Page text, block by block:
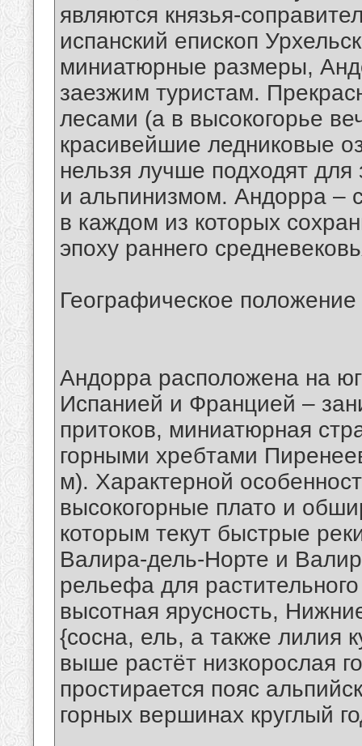
являются князья-
испанский епископ
миниатюрные размеры,
заезжим туристам.
лесами (а в высокогорье
красивейшие ледниковые
нельзя лучше подходят
и альпинизмом. Андорра –
в каждом из которых
эпоху раннего
Географическое
Андорра расположена на
Испанией и Францией –
притоков, миниатюрная
горными хребтами
м). Характерной
высокогорные плато и
которым текут быстрые
Валира-дель-Норте и
рельефа для
высотная ярусность,
{сосна, ель, а также лилия
выше растёт низкорослая
простирается пояс
горных вершинах круглый